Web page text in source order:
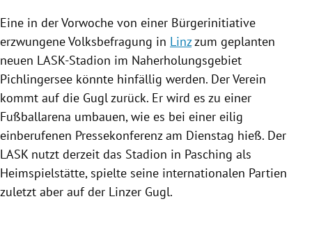
Untermenü
Eine in der Vorwoche von einer Bürgerinitiative
erzwungeneVolksbefragung in Linzzum geplanten
neuen LASK-Stadion im Naherholungsgebiet
Pichlingersee könnte hinfällig werden. Der Verein
kommt auf die Gugl zurück. Er wird es zu einer
Fußballarena umbauen, wie es bei einer eilig
einberufenen Pressekonferenz am Dienstag hieß. Der
LASK nutzt derzeit das Stadion in Pasching als
Heimspielstätte, spielte seine internationalen Partien
zuletzt aber auf der Linzer Gugl.